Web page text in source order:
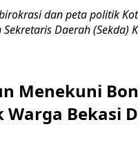
dan peta politik
Daerah (Sekda)
Menekuni
Bekasi